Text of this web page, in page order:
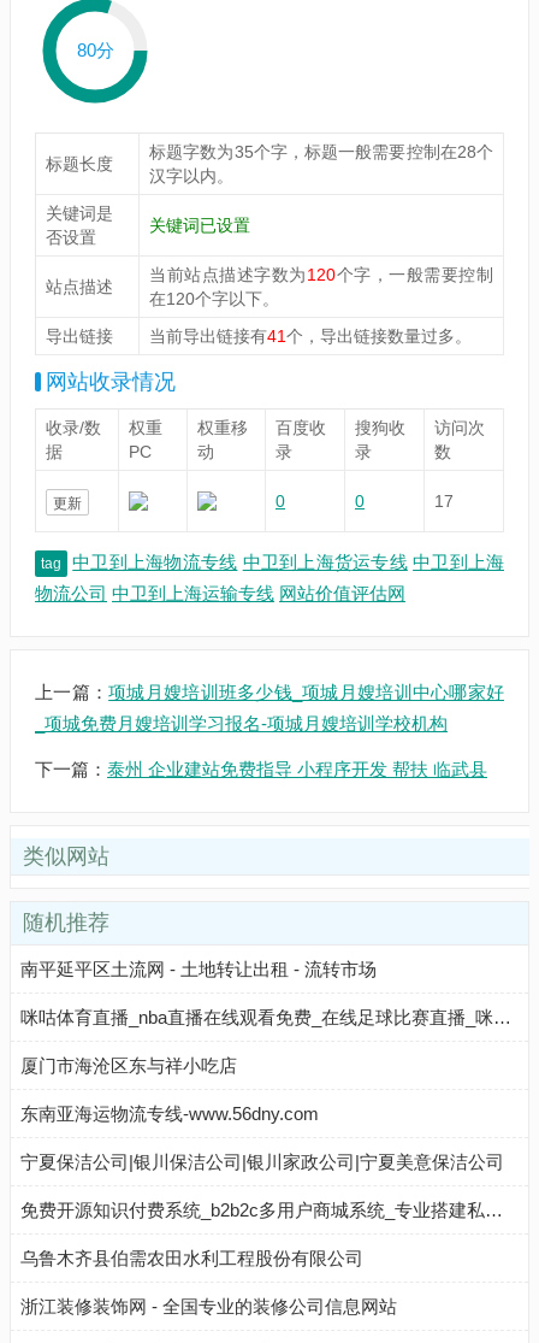
80分
标题长度
标题字数为35个字，标题一般需要控制在28个
汉字以内。
关键词是
否设置
关键词已设置
站点描述
当前站点描述字数为120个字，一般需要控制
在120个字以下。
导出链接
当前导出链接有41个，导出链接数量过多。
网站收录情况
收录/数
据
权重
PC
权重移
动
百度收
录
搜狗收
录
访问次
数
更新 0 0 17
tag 中卫到上海物流专线 中卫到上海货运专线 中卫到上海
物流公司 中卫到上海运输专线 网站价值评估网
上一篇：项城月嫂培训班多少钱_项城月嫂培训中心哪家好
_项城免费月嫂培训学习报名-项城月嫂培训学校机构
下一篇： 泰州 企业建站免费指导 小程序开发 帮扶 临武县
类似网站
随机推荐
南平延平区土流网 - 土地转让出租 - 流转市场
咪咕体育直播_nba直播在线观看免费_在线足球比赛直播_咪咕体育
厦门市海沧区东与祥小吃店
东南亚海运物流专线-www.56dny.com
宁夏保洁公司|银川保洁公司|银川家政公司|宁夏美意保洁公司
免费开源知识付费系统_b2b2c多用户商城系统_专业搭建私域流量平台_几何线系统
乌鲁木齐县伯需农田水利工程股份有限公司
浙江装修装饰网 - 全国专业的装修公司信息网站